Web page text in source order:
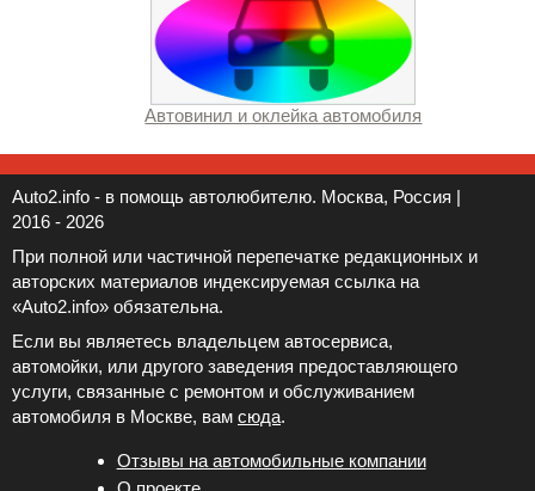
Автовинил и оклейка автомобиля
Auto2.info - в помощь автолюбителю. Москва, Россия |
2016 - 2026
При полной или частичной перепечатке редакционных и
авторских материалов индексируемая ссылка на
«Auto2.info» обязательна.
Если вы являетесь владельцем автосервиса,
автомойки, или другого заведения предоставляющего
услуги, связанные с ремонтом и обслуживанием
автомобиля в Москве, вам сюда.
Отзывы на автомобильные компании